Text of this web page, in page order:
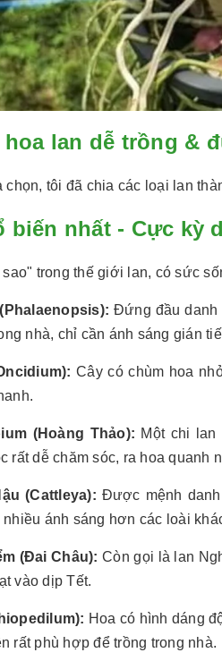
hoa lan dễ trồng &
tôi đã chia các loại lan
biến nhất - Cực kỳ
trong thế giới lan, có sức
Đứng đầu danh
nhà, chỉ cần ánh sáng gián
Cây có chùm hoa
(Hoàng Thảo): Một chi
rất dễ chăm sóc, ra hoa quanh
(Cattleya): Được mệnh
nhiều ánh sáng hơn các loài
(Đai Châu): Còn gọi là lan
vào dịp Tết.
Hoa có hình dáng
rất phù hợp để trồng trong nhà.